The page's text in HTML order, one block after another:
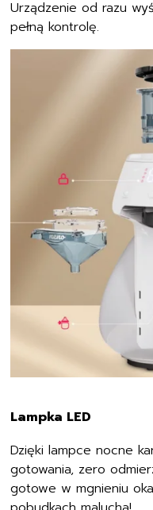
pełną kontrolę.
Lampka LED
Dzięki lampce nocne
gotowania, zero
gotowe w mgnieniu
pobudkach malucha!